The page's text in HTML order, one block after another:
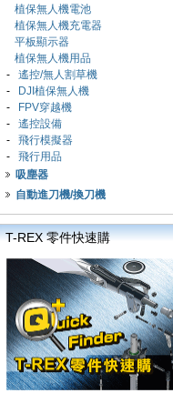
植保無人機電池
植保無人機充電器
平板顯示器
植保無人機用品
- 遙控/無人割草機
-
DJI植保無人機
-
FPV穿越機
- 遙控設備
- 飛行模擬器
- 飛行用品
吸塵器
自動進刀機/換刀機
T-REX 零件快速購